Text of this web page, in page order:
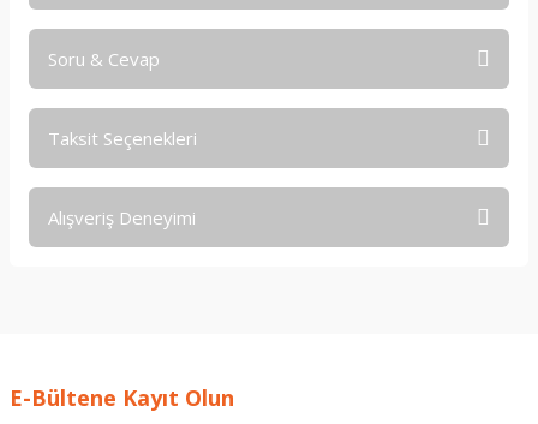
Soru & Cevap
Ürün hakkında henüz soru sorulmamış.
Taksit Seçenekleri
Alışveriş Deneyimi
Deneyimini Paylaş
E-Bültene Kayıt Olun